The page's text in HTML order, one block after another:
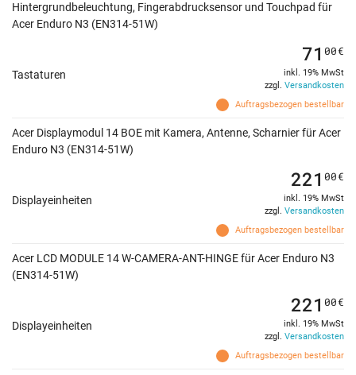
Hintergrundbeleuchtung, Fingerabdrucksensor und Touchpad für
Acer Enduro N3 (EN314-51W)
Tastaturen
Auftragsbezogen bestellbar
71 00€
inkl. 19% MwSt
zzgl. Versandkosten
Acer Displaymodul 14 BOE mit Kamera, Antenne, Scharnier für Acer
Enduro N3 (EN314-51W)
Displayeinheiten
Auftragsbezogen bestellbar
221 00€
inkl. 19% MwSt
zzgl. Versandkosten
Acer LCD MODULE 14 W-CAMERA-ANT-HINGE für Acer Enduro N3
(EN314-51W)
Displayeinheiten
Auftragsbezogen bestellbar
221 00€
inkl. 19% MwSt
zzgl. Versandkosten